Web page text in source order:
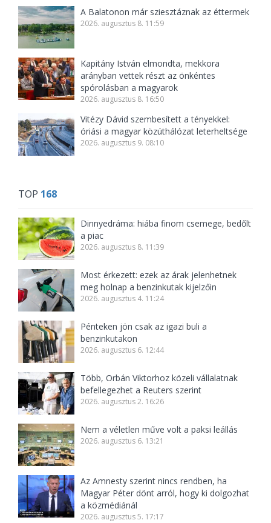
A Balatonon már sziesztáznak az éttermek
2026. augusztus 8. 11:59
Kapitány István elmondta, mekkora
arányban vettek részt az önkéntes
spórolásban a magyarok
2026. augusztus 8. 16:50
Vitézy Dávid szembesített a tényekkel:
óriási a magyar közúthálózat leterheltsége
2026. augusztus 9. 08:10
TOP 168
Dinnyedráma: hiába finom csemege, bedőlt
a piac
2026. augusztus 8. 11:39
Most érkezett: ezek az árak jelenhetnek
meg holnap a benzinkutak kijelzőin
2026. augusztus 4. 11:24
Pénteken jön csak az igazi buli a
benzinkutakon
2026. augusztus 6. 12:44
Több, Orbán Viktorhoz közeli vállalatnak
befellegezhet a Reuters szerint
2026. augusztus 2. 16:26
Nem a véletlen műve volt a paksi leállás
2026. augusztus 6. 13:21
Az Amnesty szerint nincs rendben, ha
Magyar Péter dönt arról, hogy ki dolgozhat
a közmédiánál
2026. augusztus 5. 17:17